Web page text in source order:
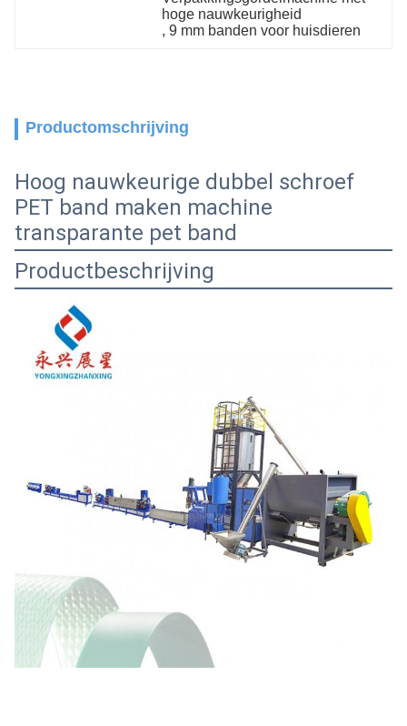
hoge nauwkeurigheid
, 9 mm banden voor huisdieren
Productomschrijving
Hoog nauwkeurige dubbel schroef
PET band maken machine
transparante pet band
Productbeschrijving